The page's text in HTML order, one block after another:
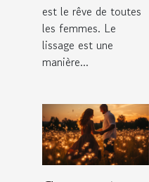
est le rêve de toutes
les femmes. Le
lissage est une
manière...